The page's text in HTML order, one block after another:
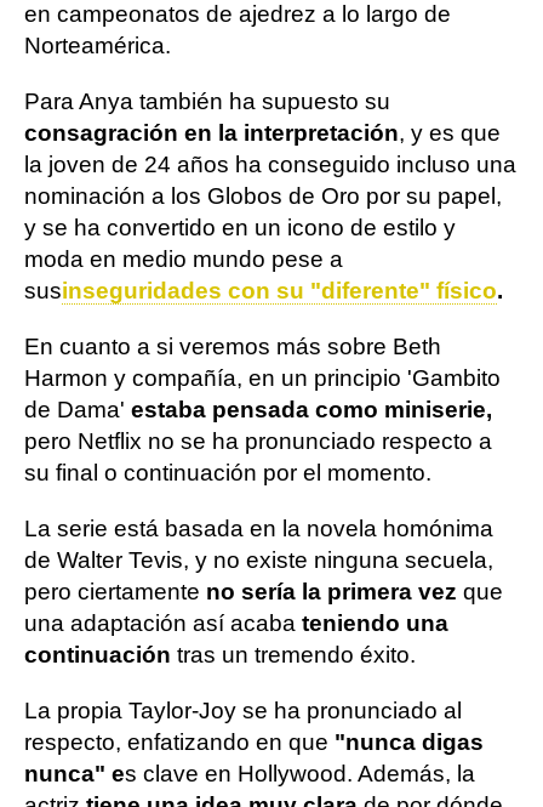
en campeonatos de ajedrez a lo largo de
Norteamérica.
Para Anya también ha supuesto su
consagración en la interpretación, y es que
la joven de 24 años ha conseguido incluso una
nominación a los Globos de Oro por su papel,
y se ha convertido en un icono de estilo y
moda en medio mundo pese a
susinseguridades con su "diferente" físico.
En cuanto a si veremos más sobre Beth
Harmon y compañía, en un principio 'Gambito
de Dama' estaba pensada como miniserie,
pero Netflix no se ha pronunciado respecto a
su final o continuación por el momento.
La serie está basada en la novela homónima
de Walter Tevis, y no existe ninguna secuela,
pero ciertamente no sería la primera vez que
una adaptación así acaba teniendo una
continuación tras un tremendo éxito.
La propia Taylor-Joy se ha pronunciado al
respecto, enfatizando en que "nunca digas
nunca" es clave en Hollywood. Además, la